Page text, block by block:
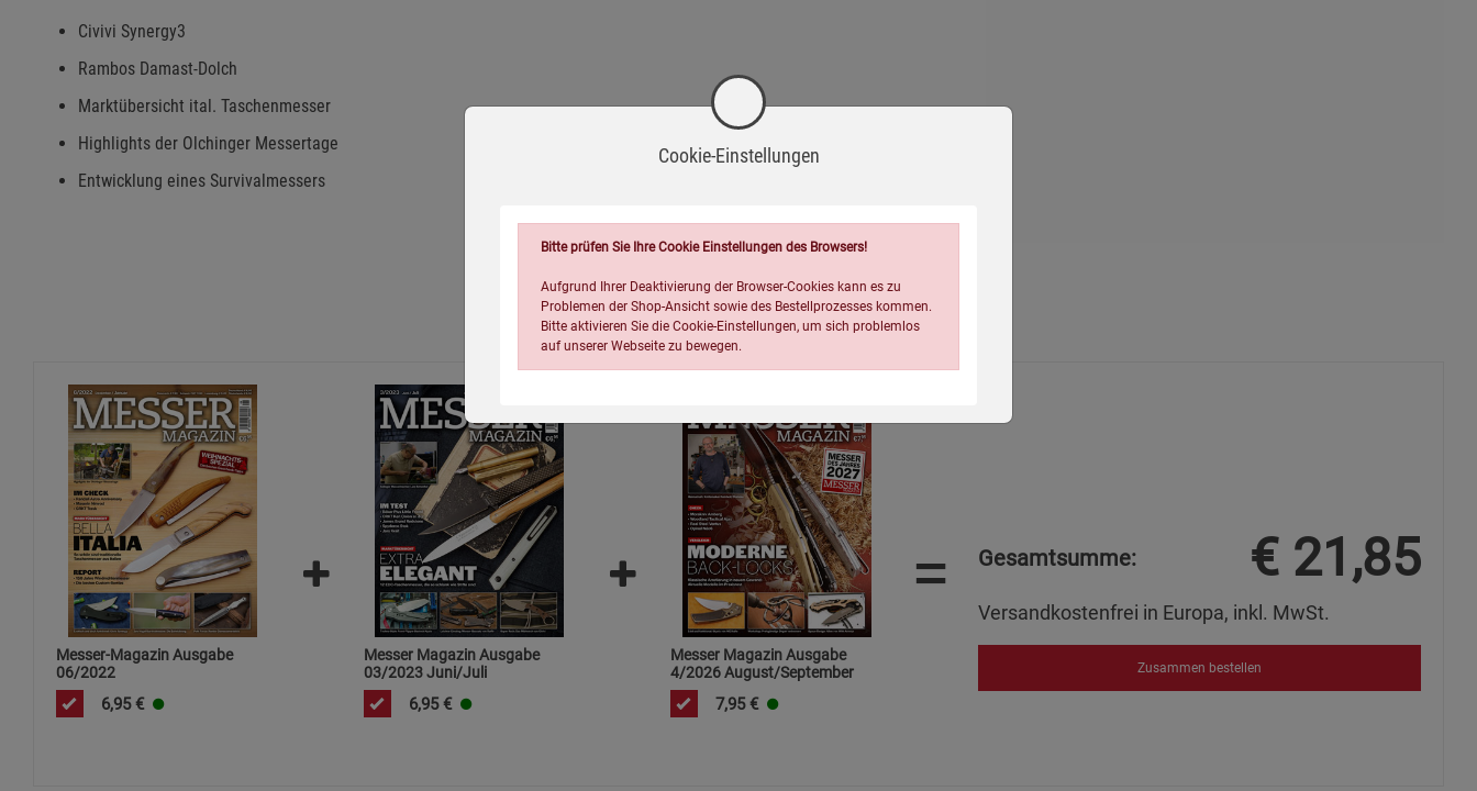
Civivi Synergy3
Rambos Damast-Dolch
Marktübersicht ital. Taschenmesser
Highlights der Olchinger Messertage
Entwicklung eines Survivalmessers
Wird oft zusammen bestellt:
Messer-Magazin Ausgabe
06/2022
6,95 €
Messer Magazin Ausgabe
03/2023 Juni/Juli
6,95 €
Messer Magazin Ausgabe
4/2026 August/September
7,95 €
= Gesamtsumme: € 21,85
Versandkostenfrei in Europa, inkl. MwSt.
Zusammen bestellen
Cookie-Einstellungen
Bitte prüfen Sie Ihre Cookie Einstellungen des Browsers!
Aufgrund Ihrer Deaktivierung der Browser-Cookies kann es zu
Problemen der Shop-Ansicht sowie des Bestellprozesses kommen.
Bitte aktivieren Sie die Cookie-Einstellungen, um sich problemlos
auf unserer Webseite zu bewegen.
Einstellungen speichern für die GruppeEinstellungen speichern für die Gruppe
Zurück Einstellungen speichern für die Gruppe
Einwilligung nicht erteilen
Notwendige Cookies (5)
Beschreibung Notwendige Cookies
Cookie-Informationenanzeigen